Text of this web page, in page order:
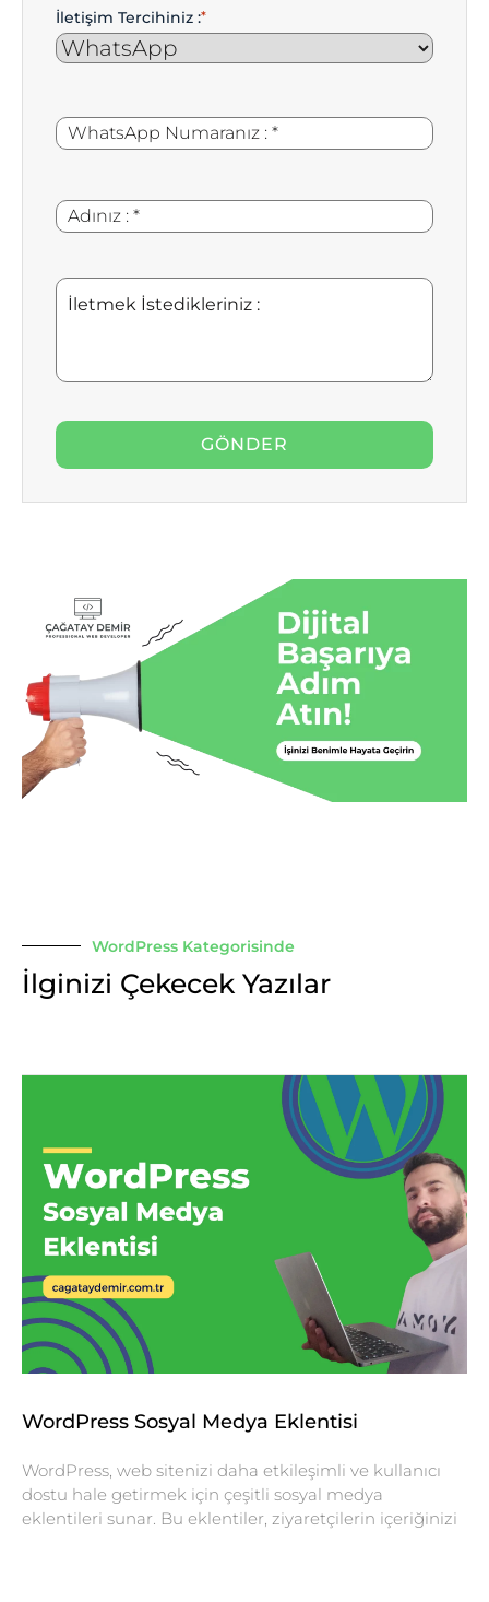
İletişim Tercihiniz :*
WhatsApp
Numaranız
*
Adınız
:
*
İletmek
İstedikleriniz
WordPress Kategorisinde
İlginizi Çekecek Yazılar
WordPress Sosyal Medya Eklentisi
WordPress, web sitenizi daha etkileşimli ve kullanıcı
dostu hale getirmek için çeşitli sosyal medya
eklentileri sunar. Bu eklentiler, ziyaretçilerin içeriğinizi